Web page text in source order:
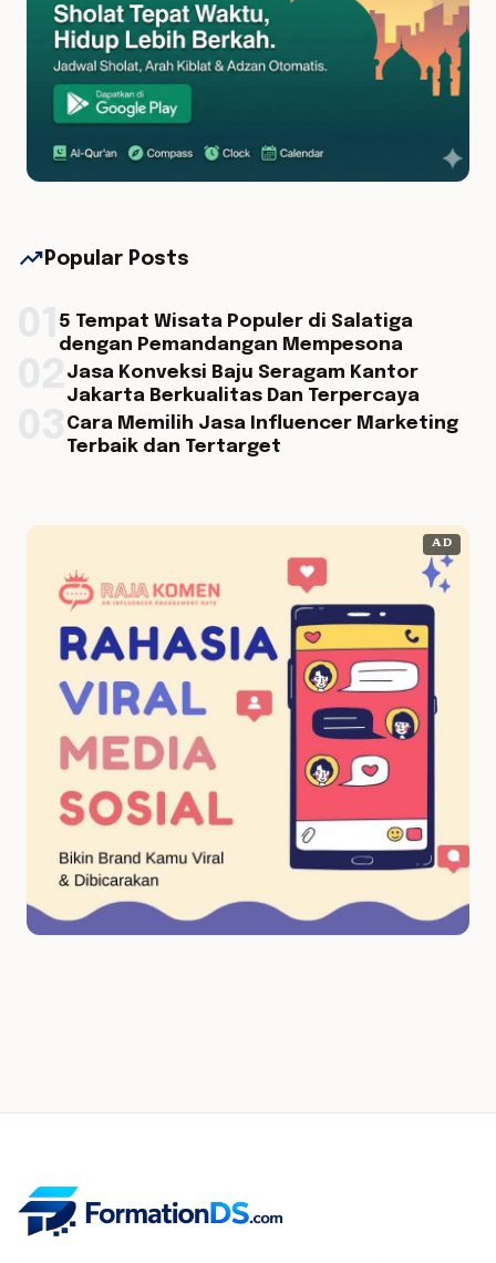
trending_up Popular Posts
5 Tempat Wisata Populer di Salatiga
dengan Pemandangan Mempesona
Jasa Konveksi Baju Seragam Kantor
Jakarta Berkualitas Dan Terpercaya
Cara Memilih Jasa Influencer Marketing
Terbaik dan Tertarget
AD